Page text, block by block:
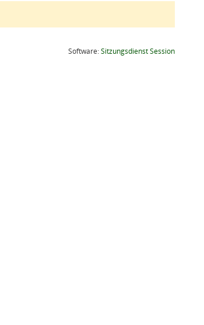
Software:SitzungsdienstSession(Wird in